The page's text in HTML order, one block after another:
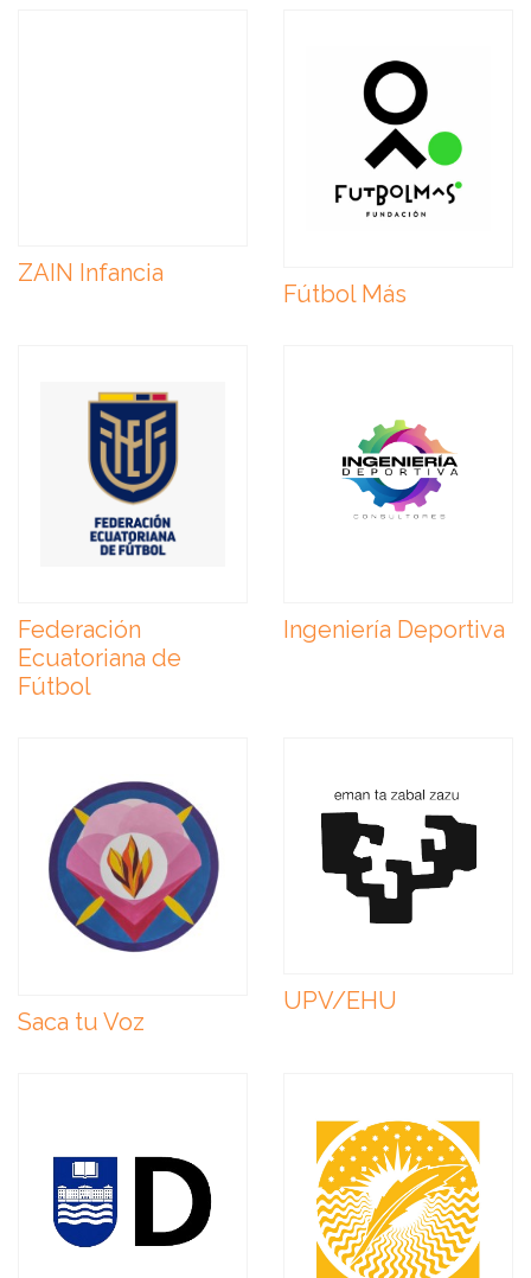
ZAIN Infancia
Fútbol Más
Federación
Ecuatoriana de
Fútbol
Ingeniería Deportiva
Saca tu Voz
UPV/EHU